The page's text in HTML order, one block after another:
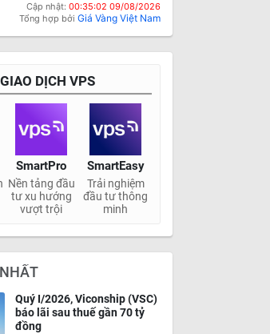
Cập nhật: 00:35:02 09/08/2026
Tổng hợp bởi Giá Vàng Việt Nam
DỊCH VPS
SmartPro SmartEasy
Nền tảng đầu
tư xu hướng
vượt trội
Trải nghiệm
đầu tư thông
minh
Quý I/2026, Viconship (VSC)
báo lãi sau thuế gần 70 tỷ
đồng